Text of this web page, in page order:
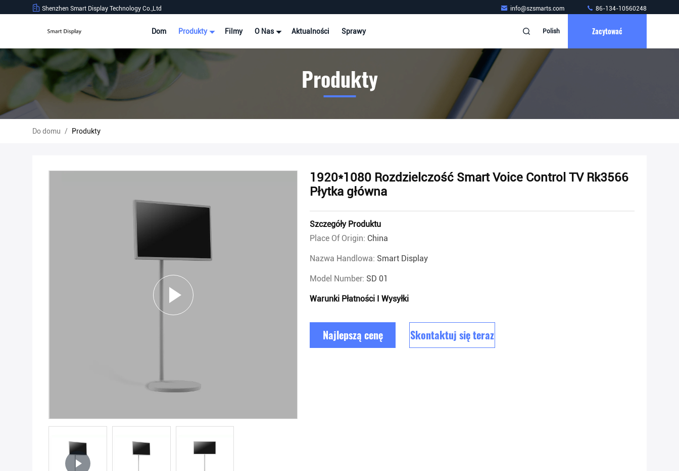
Shenzhen Smart Display Technology Co.,Ltd info@szsmarts.com 86-134-10560248
Dom Produkty Filmy O Nas Aktualności Sprawy Polish Zacytować
Produkty
Do domu / Produkty
1920*1080 Rozdzielczość Smart Voice Control TV Rk3566
Płytka główna
Szczegóły Produktu
Place Of Origin: China
Nazwa Handlowa: Smart Display
Model Number: SD 01
Warunki Płatności I Wysyłki
Najlepszą cenę Skontaktuj się teraz